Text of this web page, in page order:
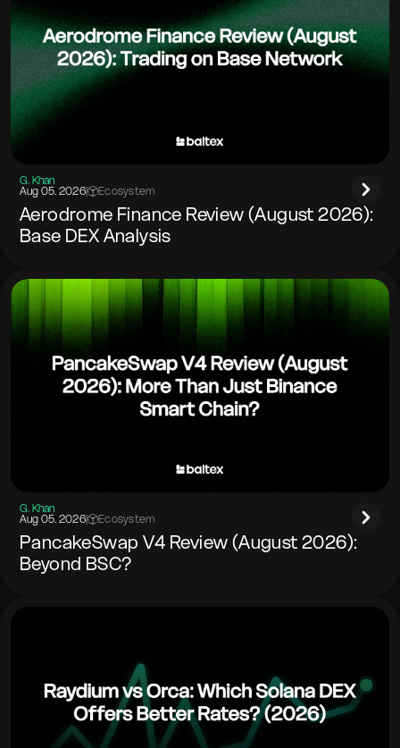
G. Khan
Aug 05. 2026| Ecosystem
Aerodrome Finance Review (August 2026):
Base DEX Analysis
G. Khan
Aug 05. 2026| Ecosystem
PancakeSwap V4 Review (August 2026):
Beyond BSC?